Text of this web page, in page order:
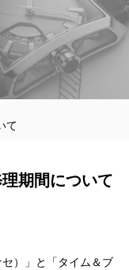
て
期間について
）」と「タイム＆ブ